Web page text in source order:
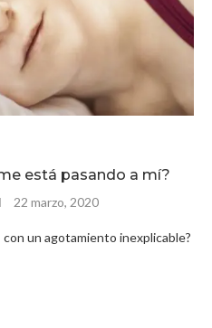
está pasando a mí?
22 marzo, 2020
un agotamiento inexplicable?